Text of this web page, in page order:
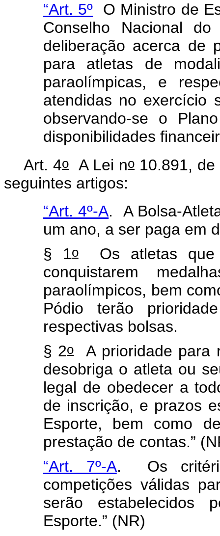
“Art. 5º O Ministro de
Conselho Nacional
deliberação acerca de
para atletas de
paraolímpicas, e
atendidas no exercício
observando-se o
disponibilidades
Art. 4o A Lei no 10.891,
seguintes artigos:
“Art. 4º-A. A Bolsa-
um ano, a ser paga em
§ 1oOs atletas que
conquistarem
paraolímpicos, bem
Pódio terão
respectivas bolsas.
§ 2oA prioridade para
desobriga o atleta ou
legal de obedecer a
de inscrição, e prazos
Esporte, bem como
prestação de contas.”
“Art. 7º-A. Os
competições válidas
serão estabelecidos
Esporte.” (NR)